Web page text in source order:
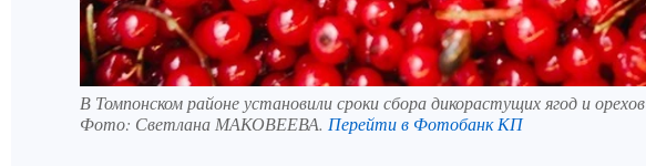
В Томпонском районе установили сроки сбора дикорастущих ягод и орехов
Фото: Светлана МАКОВЕЕВА. Перейти в Фотобанк КП